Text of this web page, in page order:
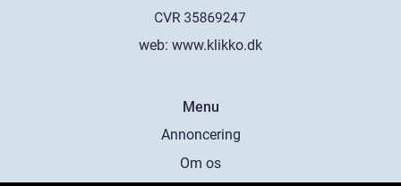
web: www.klikko.dk
Menu
Annoncering
Om os